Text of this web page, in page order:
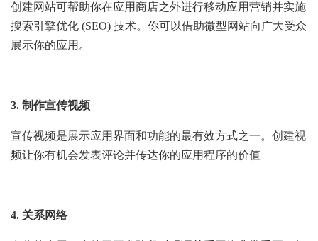
创建网站可帮助你在应用商店之外进行移动应用营销并实施
搜索引擎优化 (SEO) 技术。你可以借助微型网站向广大受众
展示你的应用。
3. 制作宣传视频
宣传视频是展示应用界面和功能的最有效方式之一。创建视
频让你有机会发表评论并传达你的应用程序的价值
4. 关系网络